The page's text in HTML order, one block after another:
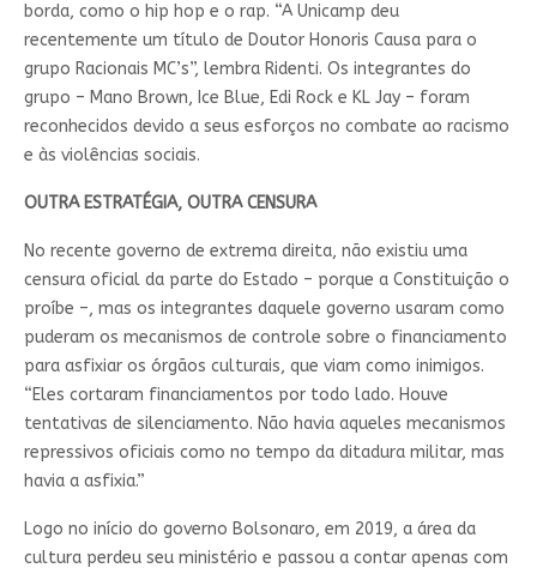
borda, como o hip hop e o rap. “A Unicamp deu
recentemente um título de Doutor Honoris Causa para o
grupo Racionais MC’s”, lembra Ridenti. Os integrantes do
grupo – Mano Brown, Ice Blue, Edi Rock e KL Jay – foram
reconhecidos devido a seus esforços no combate ao racismo
e às violências sociais.
OUTRA ESTRATÉGIA, OUTRA CENSURA
No recente governo de extrema direita, não existiu uma
censura oficial da parte do Estado – porque a Constituição o
proíbe –, mas os integrantes daquele governo usaram como
puderam os mecanismos de controle sobre o financiamento
para asfixiar os órgãos culturais, que viam como inimigos.
“Eles cortaram financiamentos por todo lado. Houve
tentativas de silenciamento. Não havia aqueles mecanismos
repressivos oficiais como no tempo da ditadura militar, mas
havia a asfixia.”
Logo no início do governo Bolsonaro, em 2019, a área da
cultura perdeu seu ministério e passou a contar apenas com